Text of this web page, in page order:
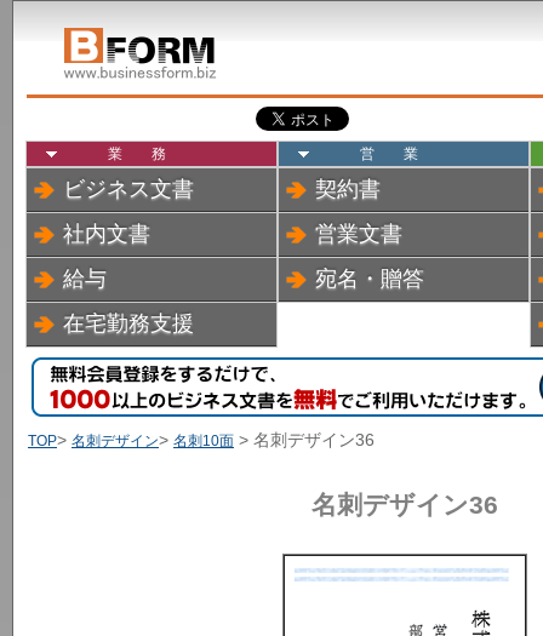
業務
ビジネス文書
社内文書
給与
在宅勤務支援
営業
契約書
営業文書
宛名・贈答
TOP> 名刺デザイン> 名刺10面 > 名刺デザイン36
名刺デザイン36